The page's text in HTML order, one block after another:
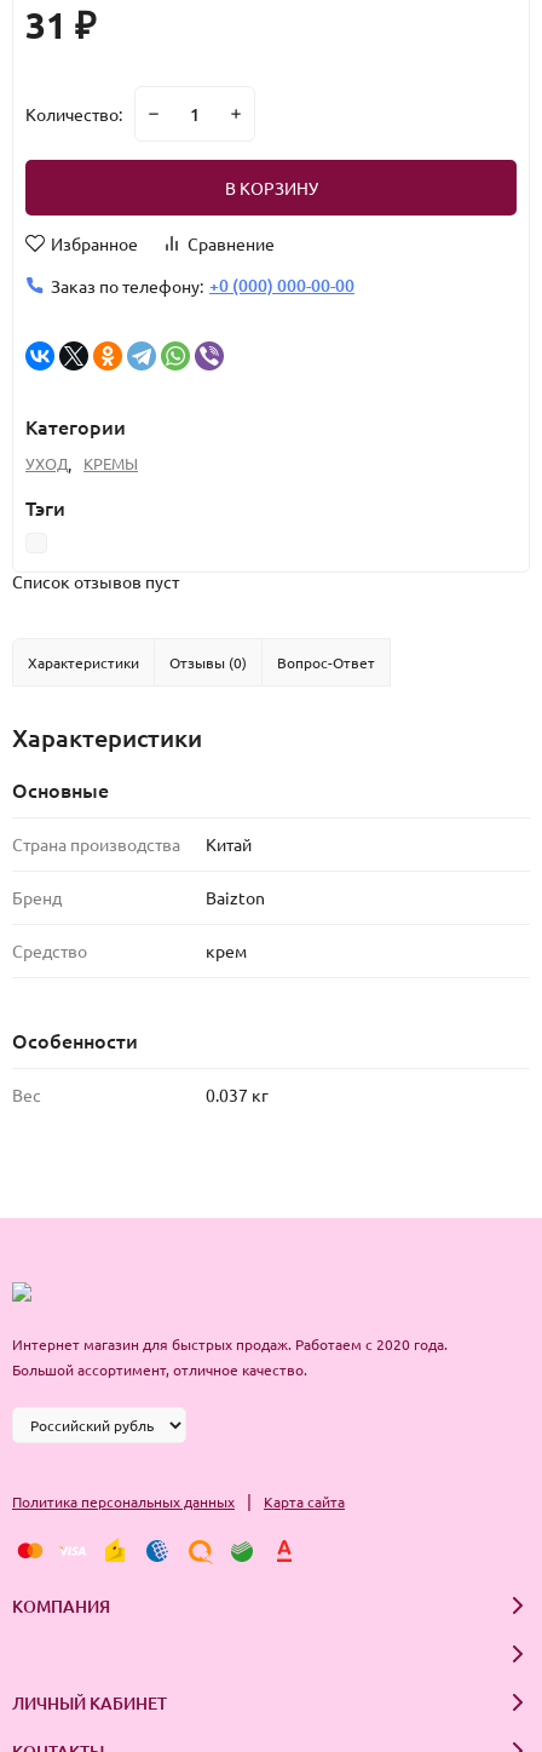
31 ₽
Количество:
В КОРЗИНУ
Избранное
Сравнение
Заказ по телефону: +0 (000) 000-00-00
Категории
УХОД, КРЕМЫ
Тэги
Список отзывов пуст
Характеристики Отзывы (0) Вопрос-Ответ
Характеристики
Основные
Страна производства Китай
Бренд Baizton
Средство крем
Особенности
Вес 0.037 кг
Интернет магазин для быстрых продаж. Работаем с 2020 года.
Большой ассортимент, отличное качество.
Политика персональных данных | Карта сайта
КОМПАНИЯ
ЛИЧНЫЙ КАБИНЕТ